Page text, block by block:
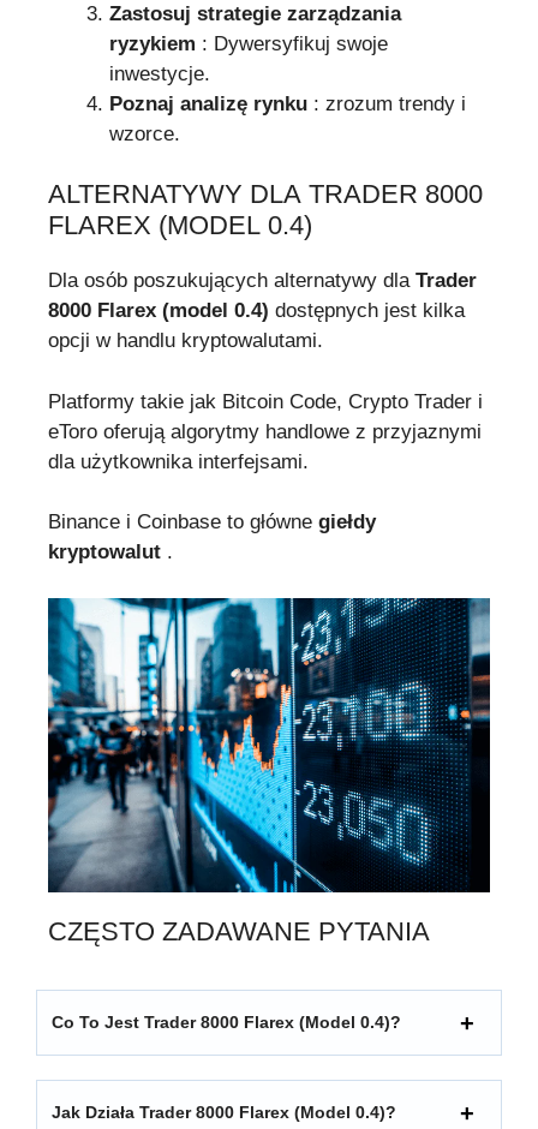
Zastosuj strategie zarządzania
ryzykiem : Dywersyfikuj swoje
inwestycje.
Poznaj analizę rynku : zrozum trendy i
wzorce.
ALTERNATYWY DLA TRADER 8000
FLAREX (MODEL 0.4)
Dla osób poszukujących alternatywy dla Trader
8000 Flarex (model 0.4) dostępnych jest kilka
opcji w handlu kryptowalutami.
Platformy takie jak Bitcoin Code, Crypto Trader i
eToro oferują algorytmy handlowe z przyjaznymi
dla użytkownika interfejsami.
Binance i Coinbase to główne giełdy
kryptowalut .
CZĘSTO ZADAWANE PYTANIA
Co To Jest Trader 8000 Flarex (model 0.4)?
Jak Działa Trader 8000 Flarex (model 0.4)?